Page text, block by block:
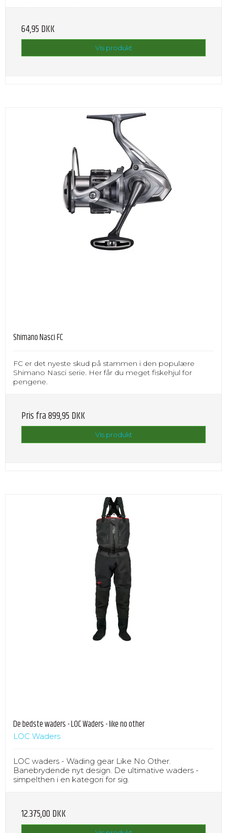
64,95 DKK
Vis produkt
Shimano Nasci FC
FC er det nyeste skud på stammen i den populære
Shimano Nasci serie. Her får du meget fiskehjul for
pengene.
Pris fra899,95 DKK
Vis produkt
De bedste waders - LOC Waders - like no other
LOC Waders
LOC waders - Wading gear Like No Other.
Banebrydende nyt design. De ultimative waders -
simpelthen i en kategori for sig.
12.375,00 DKK